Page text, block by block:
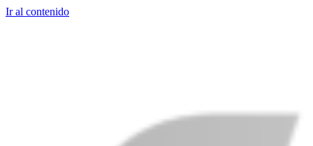
Ir al contenido